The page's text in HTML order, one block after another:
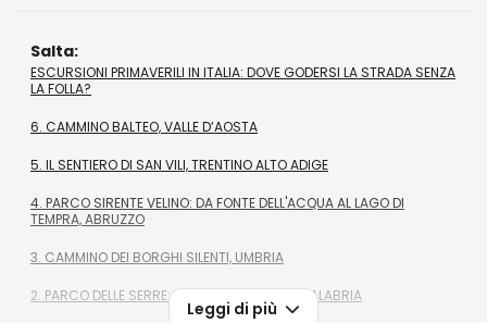
Salta:
ESCURSIONI PRIMAVERILI IN ITALIA: DOVE GODERSI LA STRADA SENZA
LA FOLLA?
6. CAMMINO BALTEO, VALLE D’AOSTA
5. IL SENTIERO DI SAN VILI, TRENTINO ALTO ADIGE
4. PARCO SIRENTE VELINO: DA FONTE DELL'ACQUA AL LAGO DI
TEMPRA, ABRUZZO
3. CAMMINO DEI BORGHI SILENTI, UMBRIA
2. PARCO DELLE SERRE: ANELLO BELLAVISTA, CALABRIA
Leggi di più